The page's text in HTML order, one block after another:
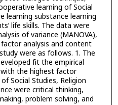
learning of Social
learning substance learning
life skills. The data were
of variance (MANOVA),
analysis and content
were as follows. 1. The
fit the empirical
the highest factor
Social Studies, Religion
were critical thinking,
problem solving, and